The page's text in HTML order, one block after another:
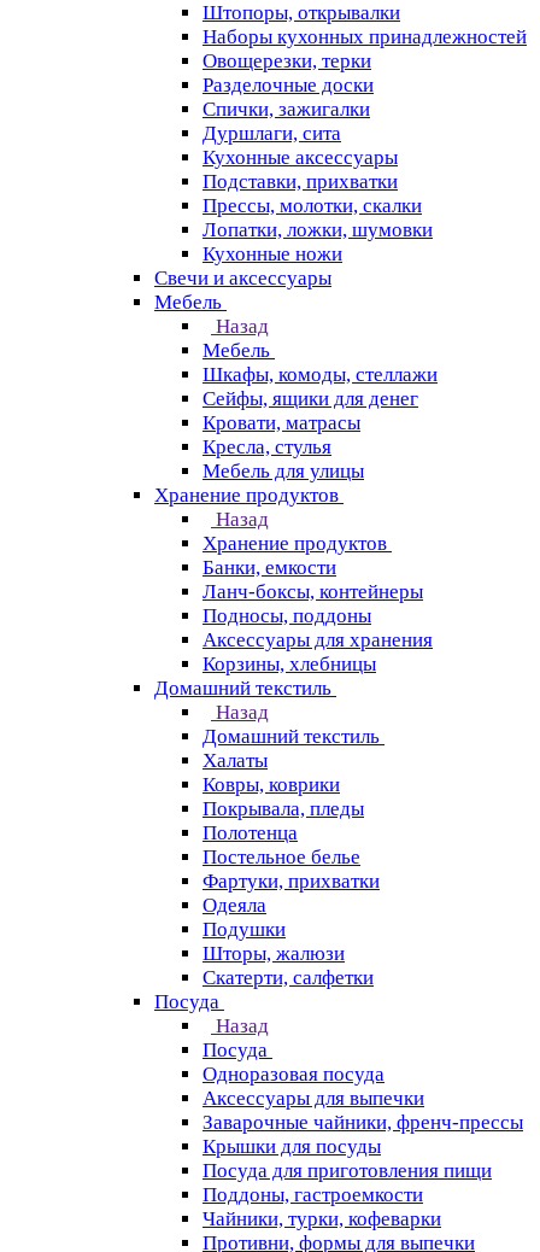
Штопоры, открывалки
Наборы кухонных принадлежностей
Овощерезки, терки
Разделочные доски
Спички, зажигалки
Дуршлаги, сита
Кухонные аксессуары
Подставки, прихватки
Прессы, молотки, скалки
Лопатки, ложки, шумовки
Кухонные ножи
Свечи и аксессуары
Мебель
Назад
Мебель
Шкафы, комоды, стеллажи
Сейфы, ящики для денег
Кровати, матрасы
Кресла, стулья
Мебель для улицы
Хранение продуктов
Назад
Хранение продуктов
Банки, емкости
Ланч-боксы, контейнеры
Подносы, поддоны
Аксессуары для хранения
Корзины, хлебницы
Домашний текстиль
Назад
Домашний текстиль
Халаты
Ковры, коврики
Покрывала, пледы
Полотенца
Постельное белье
Фартуки, прихватки
Одеяла
Подушки
Шторы, жалюзи
Скатерти, салфетки
Посуда
Назад
Посуда
Одноразовая посуда
Аксессуары для выпечки
Заварочные чайники, френч-прессы
Крышки для посуды
Посуда для приготовления пищи
Поддоны, гастроемкости
Чайники, турки, кофеварки
Противни, формы для выпечки